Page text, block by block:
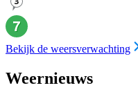
Bekijk de weersverwachting
Weernieuws